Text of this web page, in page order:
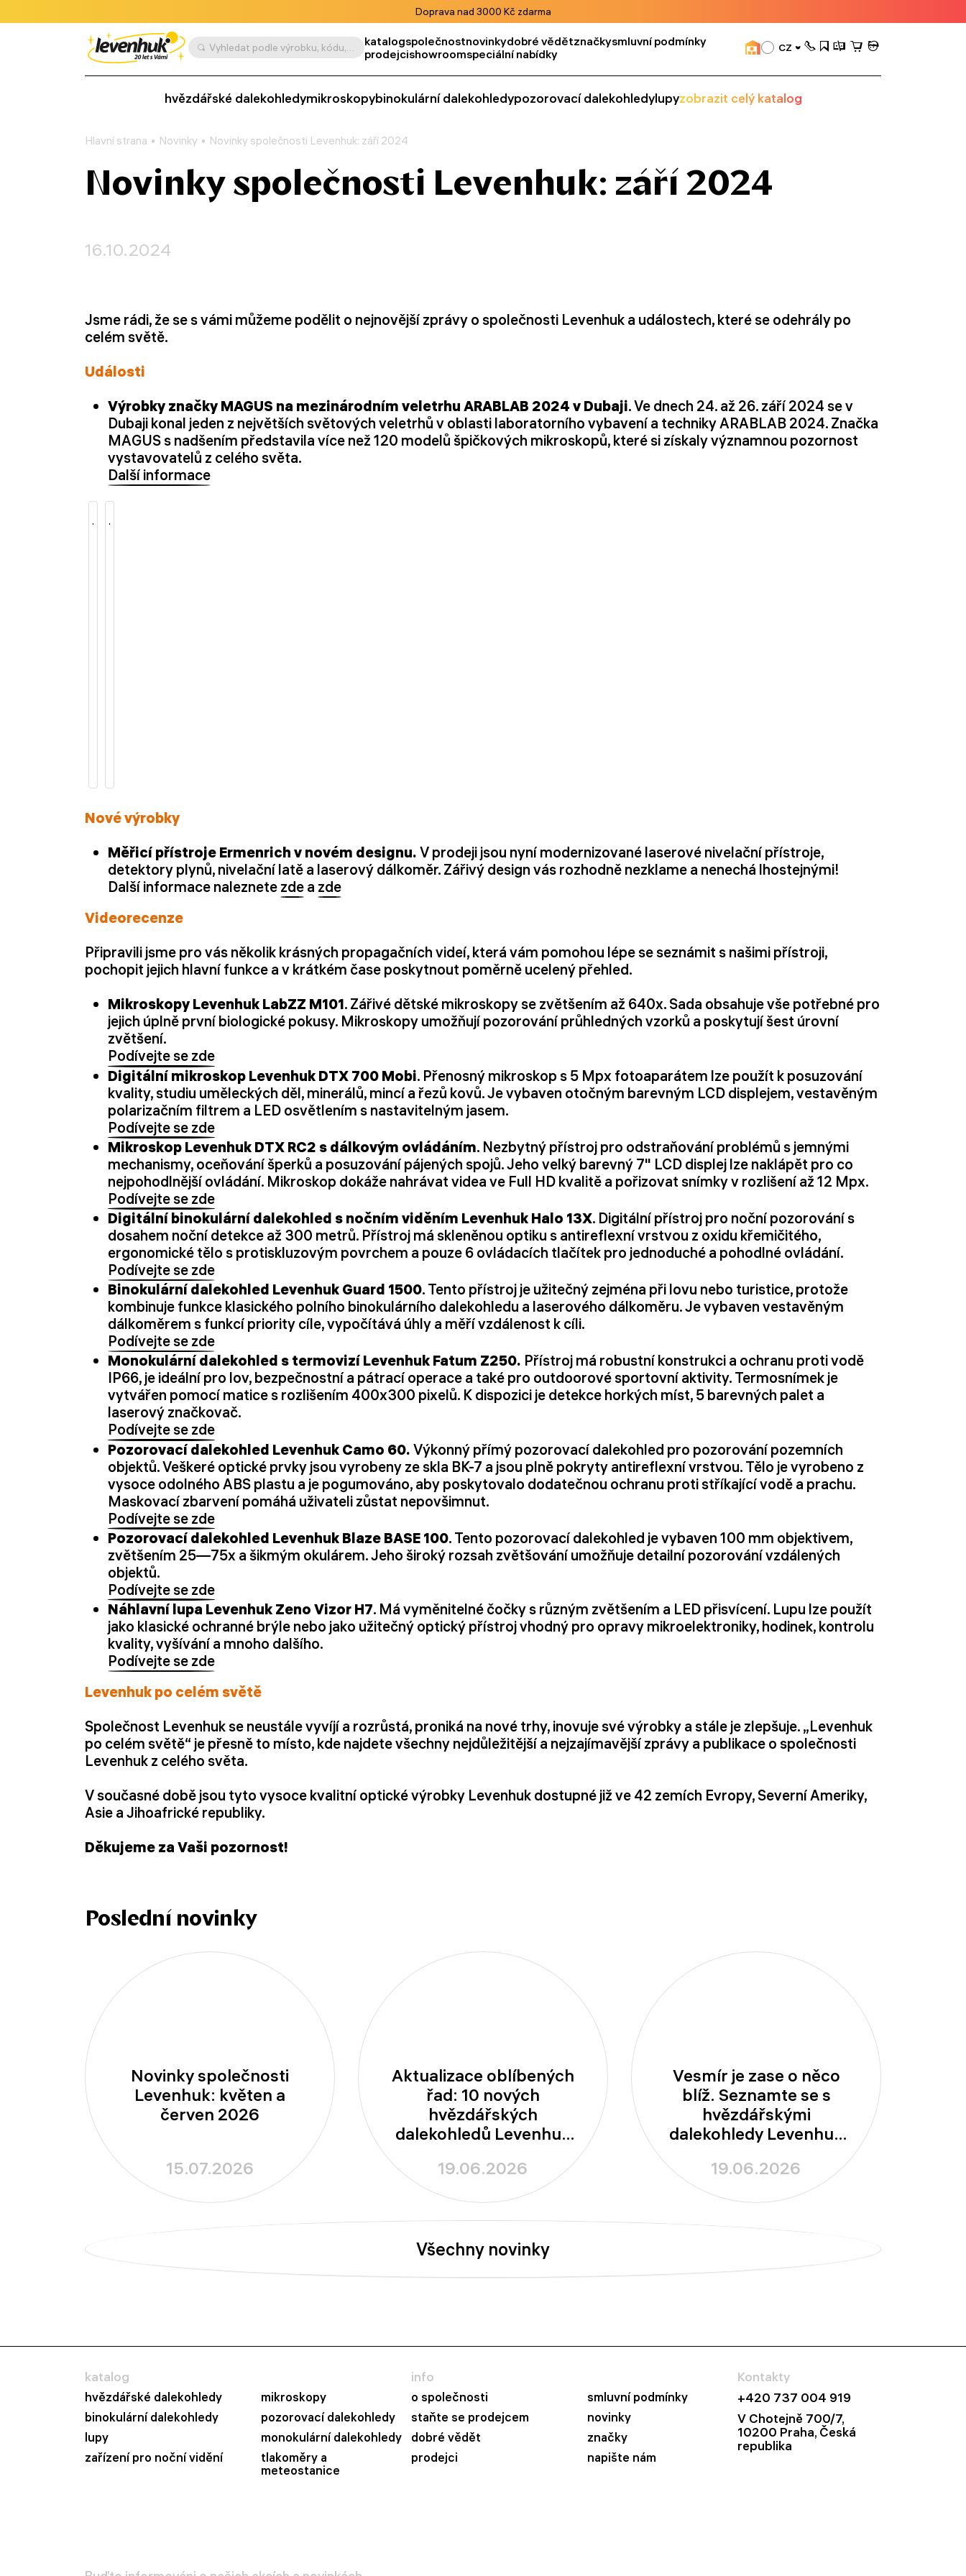
Doprava nad 3000 Kč zdarma
Vyhledat podle výrobku, kódu, kategorie apod. katalogspolečnostnovinkydobré vědětznačkysmluvní podmínky
prodejcishowroomspeciální nabídky CZ
hvězdářské dalekohledymikroskopybinokulární dalekohledypozorovací dalekohledylupyzobrazit celý katalog
Hlavní strana Novinky Novinky společnosti Levenhuk: září 2024
Novinky společnosti Levenhuk: září 2024
16.10.2024
Jsme rádi, že se s vámi můžeme podělit o nejnovější zprávy o společnosti Levenhuk a událostech, které se odehrály po
celém světě.
Události
Výrobky značky MAGUS na mezinárodním veletrhu ARABLAB 2024 v Dubaji. Ve dnech 24. až 26. září 2024 se v
Dubaji konal jeden z největších světových veletrhů v oblasti laboratorního vybavení a techniky ARABLAB 2024. Značka
MAGUS s nadšením představila více než 120 modelů špičkových mikroskopů, které si získaly významnou pozornost
vystavovatelů z celého světa.
Další informace
Nové výrobky
Měřicí přístroje Ermenrich v novém designu. V prodeji jsou nyní modernizované laserové nivelační přístroje,
detektory plynů, nivelační latě a laserový dálkoměr. Zářivý design vás rozhodně nezklame a nenechá lhostejnými!
Další informace naleznete zde a zde
Videorecenze
Připravili jsme pro vás několik krásných propagačních videí, která vám pomohou lépe se seznámit s našimi přístroji,
pochopit jejich hlavní funkce a v krátkém čase poskytnout poměrně ucelený přehled.
Mikroskopy Levenhuk LabZZ M101. Zářivé dětské mikroskopy se zvětšením až 640x. Sada obsahuje vše potřebné pro
jejich úplně první biologické pokusy. Mikroskopy umožňují pozorování průhledných vzorků a poskytují šest úrovní
zvětšení.
Podívejte se zde
Digitální mikroskop Levenhuk DTX 700 Mobi. Přenosný mikroskop s 5 Mpx fotoaparátem lze použít k posuzování
kvality, studiu uměleckých děl, minerálů, mincí a řezů kovů. Je vybaven otočným barevným LCD displejem, vestavěným
polarizačním filtrem a LED osvětlením s nastavitelným jasem.
Podívejte se zde
Mikroskop Levenhuk DTX RC2 s dálkovým ovládáním. Nezbytný přístroj pro odstraňování problémů s jemnými
mechanismy, oceňování šperků a posuzování pájených spojů. Jeho velký barevný 7" LCD displej lze naklápět pro co
nejpohodlnější ovládání. Mikroskop dokáže nahrávat videa ve Full HD kvalitě a pořizovat snímky v rozlišení až 12 Mpx.
Podívejte se zde
Digitální binokulární dalekohled s nočním viděním Levenhuk Halo 13X. Digitální přístroj pro noční pozorování s
dosahem noční detekce až 300 metrů. Přístroj má skleněnou optiku s antireflexní vrstvou z oxidu křemičitého,
ergonomické tělo s protiskluzovým povrchem a pouze 6 ovládacích tlačítek pro jednoduché a pohodlné ovládání.
Podívejte se zde
Binokulární dalekohled Levenhuk Guard 1500. Tento přístroj je užitečný zejména při lovu nebo turistice, protože
kombinuje funkce klasického polního binokulárního dalekohledu a laserového dálkoměru. Je vybaven vestavěným
dálkoměrem s funkcí priority cíle, vypočítává úhly a měří vzdálenost k cíli.
Podívejte se zde
Monokulární dalekohled s termovizí Levenhuk Fatum Z250. Přístroj má robustní konstrukci a ochranu proti vodě
IP66, je ideální pro lov, bezpečnostní a pátrací operace a také pro outdoorové sportovní aktivity. Termosnímek je
vytvářen pomocí matice s rozlišením 400x300 pixelů. K dispozici je detekce horkých míst, 5 barevných palet a
laserový značkovač.
Podívejte se zde
Pozorovací dalekohled Levenhuk Camo 60. Výkonný přímý pozorovací dalekohled pro pozorování pozemních
objektů. Veškeré optické prvky jsou vyrobeny ze skla BK-7 a jsou plně pokryty antireflexní vrstvou. Tělo je vyrobeno z
vysoce odolného ABS plastu a je pogumováno, aby poskytovalo dodatečnou ochranu proti stříkající vodě a prachu.
Maskovací zbarvení pomáhá uživateli zůstat nepovšimnut.
Podívejte se zde
Pozorovací dalekohled Levenhuk Blaze BASE 100. Tento pozorovací dalekohled je vybaven 100 mm objektivem,
zvětšením 25—75x a šikmým okulárem. Jeho široký rozsah zvětšování umožňuje detailní pozorování vzdálených
objektů.
Podívejte se zde
Náhlavní lupa Levenhuk Zeno Vizor H7. Má vyměnitelné čočky s různým zvětšením a LED přisvícení. Lupu lze použít
jako klasické ochranné brýle nebo jako užitečný optický přístroj vhodný pro opravy mikroelektroniky, hodinek, kontrolu
kvality, vyšívání a mnoho dalšího.
Podívejte se zde
Levenhuk po celém světě
Společnost Levenhuk se neustále vyvíjí a rozrůstá, proniká na nové trhy, inovuje své výrobky a stále je zlepšuje. „Levenhuk
po celém světě“ je přesně to místo, kde najdete všechny nejdůležitější a nejzajímavější zprávy a publikace o společnosti
Levenhuk z celého světa.
V současné době jsou tyto vysoce kvalitní optické výrobky Levenhuk dostupné již ve 42 zemích Evropy, Severní Ameriky,
Asie a Jihoafrické republiky.
Děkujeme za Vaši pozornost!
Poslední novinky
Novinky společnosti
Levenhuk: květen a
červen 2026
15.07.2026
Aktualizace oblíbených
řad: 10 nových
hvězdářských
dalekohledů Levenhuk
New Skyline PRO
19.06.2026
Vesmír je zase o něco
blíž. Seznamte se s
hvězdářskými
dalekohledy Levenhuk
19.06.2026
Všechny novinky
katalog
hvězdářské dalekohledy
mikroskopy
binokulární dalekohledy
pozorovací dalekohledy
lupy
monokulární dalekohledy
zařízení pro noční vidění
tlakoměry a
meteostanice
info
o společnosti
smluvní podmínky
staňte se prodejcem
novinky
dobré vědět
značky
prodejci
napište nám
Kontakty
+420 737 004 919
V Chotejně 700/7,
10200 Praha, Česká
republika